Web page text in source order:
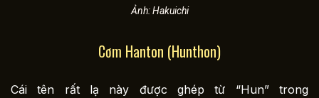
Ảnh: Hakuichi
Cơm Hanton (Hunthon)
Cái tên rất lạ này được ghép từ “Hun” trong